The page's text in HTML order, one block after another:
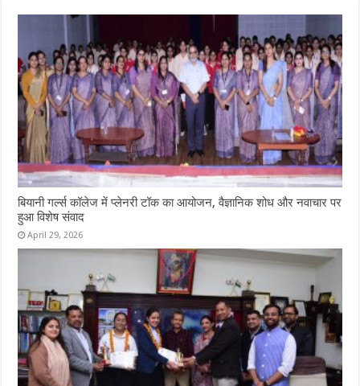
बियानी गर्ल्स कॉलेज में प्लेनरी टॉक का आयोजन, वैज्ञानिक शोध और नवाचार पर
हुआ विशेष संवाद
April 29, 2026